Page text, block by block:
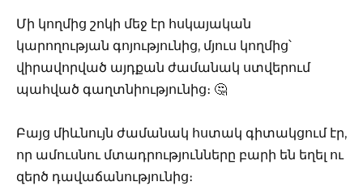
Մի կողմից շոկի մեջ էր հսկայական
կարողության գոյությունից, մյուս կողմից՝
վիրավորված այդքան ժամանակ ստվերում
պահված գաղտնիությունից։ 🤔
Բայց միևնույն ժամանակ հստակ գիտակցում էր,
որ ամուսնու մտադրությունները բարի են եղել ու
զերծ դավաճանությունից։